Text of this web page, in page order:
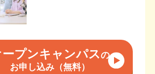
プンキャンパスの
お申し込み（無料）